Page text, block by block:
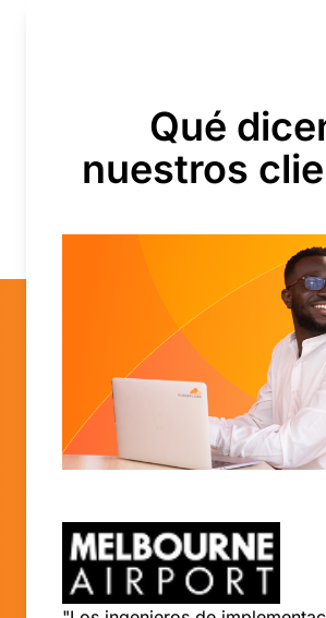
Qué
nuestros